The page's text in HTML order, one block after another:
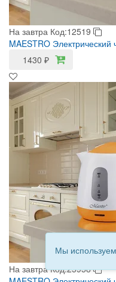
На завтра Код:12519
MAESTRO
1430 ₽
На завтра Код:25958
Мы